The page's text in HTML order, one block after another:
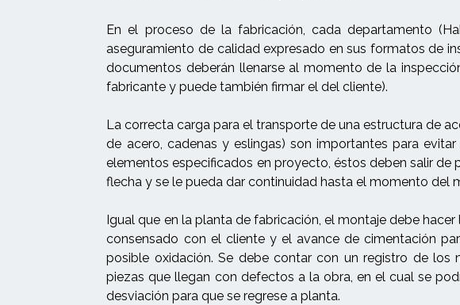
En el proceso de la fabricación, cada departamento
aseguramiento de calidad expresado en sus formatos de
documentos deberán llenarse al momento de la
fabricante y puede también firmar el del cliente).
La correcta carga para el transporte de una estructura de
de acero, cadenas y eslingas) son importantes para
elementos especificados en proyecto, éstos deben salir
flecha y se le pueda dar continuidad hasta el momento del
Igual que en la planta de fabricación, el montaje debe
consensado con el cliente y el avance de cimentación
posible oxidación. Se debe contar con un registro de los
piezas que llegan con defectos a la obra, en el cual se
desviación para que se regrese a planta.